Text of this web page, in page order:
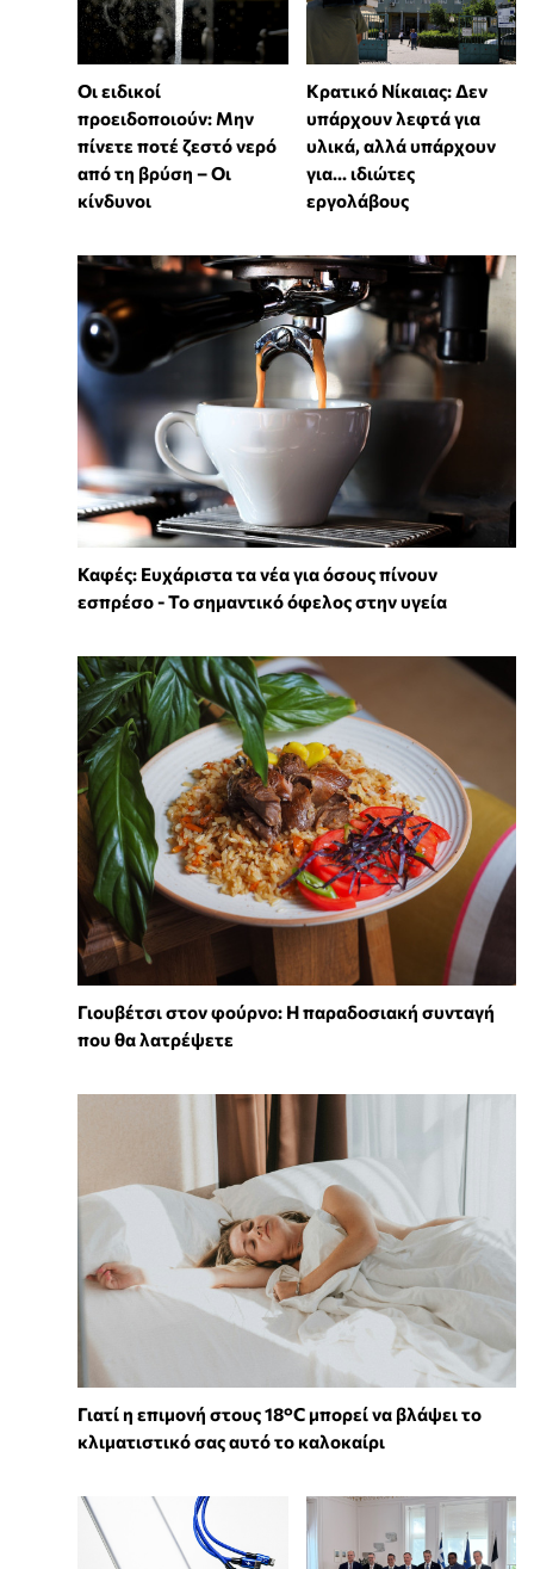
Οι ειδικοί
προειδοποιούν: Μην
πίνετε ποτέ ζεστό νερό
από τη βρύση – Οι
κίνδυνοι
Κρατικό Νίκαιας: Δεν
υπάρχουν λεφτά για
υλικά, αλλά υπάρχουν
για... ιδιώτες
εργολάβους
Καφές: Ευχάριστα τα νέα για όσους πίνουν
εσπρέσο - Το σημαντικό όφελος στην υγεία
Γιουβέτσι στον φούρνο: Η παραδοσιακή συνταγή
που θα λατρέψετε
Γιατί η επιμονή στους 18°C μπορεί να βλάψει το
κλιματιστικό σας αυτό το καλοκαίρι